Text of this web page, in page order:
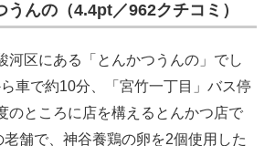
す
トレンド
スの未来
て選べる
んの（4.4pt／962クチコミ）
区にある「とんかつうんの」でし
車で約10分、「宮竹一丁目」バス停
のところに店を構えるとんかつ店で
舗で、神谷養鶏の卵を2個使用した